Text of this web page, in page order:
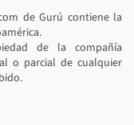
de Gurú contiene la
de la compañía
o parcial de cualquier